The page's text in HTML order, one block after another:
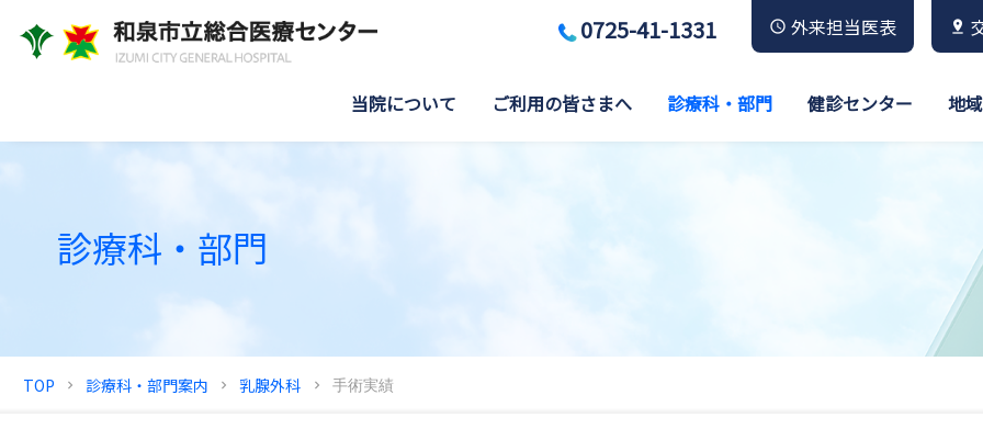
0725-41-1331 外来担当医表
当院について ご利用の皆さまへ 診療科・部門 健診センター 地
診療科・部門
TOP chevron_right 診療科・部門案内 chevron_right 乳腺外科 chevron_right 手術実績